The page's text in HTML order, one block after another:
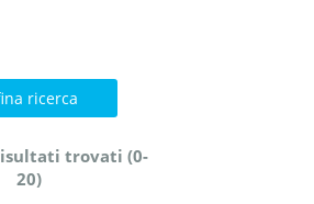
ricerca
trovati (0-
20)